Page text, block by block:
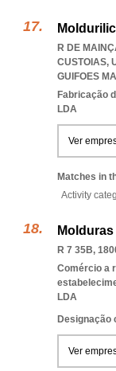
R DE
CUSTOIAS,
GUIFOES
Fabricação
LDA
Ver
Matches in
Activity
R 7 35B,
Comércio a
LDA
Designação
Ver